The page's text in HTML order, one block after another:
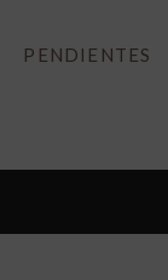
PENDIENTES